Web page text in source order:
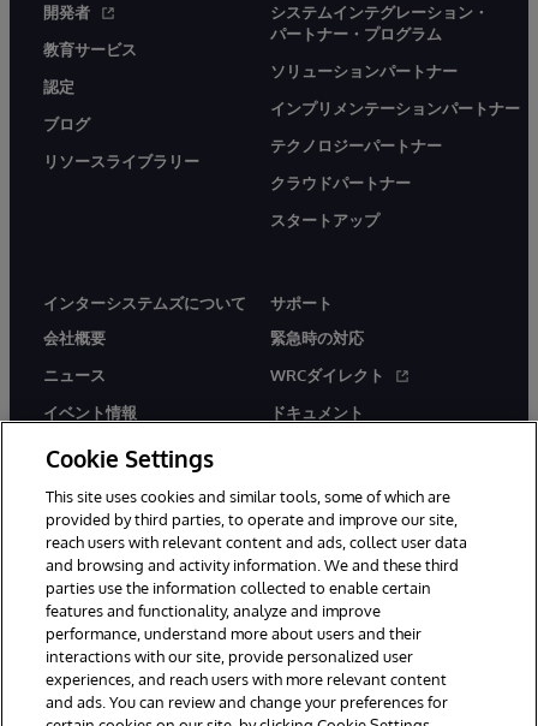
開発者
教育サービス
認定
ブログ
リソースライブラリー
システムインテグレーション・
パートナー・プログラム
ソリューションパートナー
インプリメンテーションパートナー
テクノロジーパートナー
クラウドパートナー
スタートアップ
インターシステムズについて
会社概要
ニュース
イベント情報
採用情報
サポート
緊急時の対応
WRCダイレクト
ドキュメント
© 1996-2026Y InterSystems Corporation, Boston, MA. All Rights
Reserved.
お知らせ／ご利用規約
プライバシーステートメント
保証について
アクセシビリティ
Cookie Settings
This site uses cookies and similar tools, some of which are
provided by third parties, to operate and improve our site,
reach users with relevant content and ads, collect user data
and browsing and activity information. We and these third
parties use the information collected to enable certain
features and functionality, analyze and improve
performance, understand more about users and their
interactions with our site, provide personalized user
experiences, and reach users with more relevant content
and ads. You can review and change your preferences for